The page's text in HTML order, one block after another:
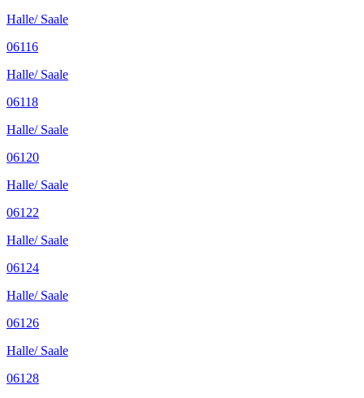
Halle/ Saale
06116
Halle/ Saale
06118
Halle/ Saale
06120
Halle/ Saale
06122
Halle/ Saale
06124
Halle/ Saale
06126
Halle/ Saale
06128